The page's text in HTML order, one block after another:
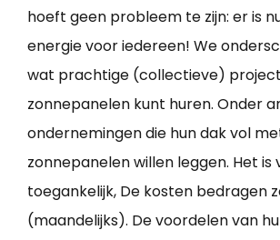
hoeft geen probleem te zijn: er is
energie voor iedereen! We
wat prachtige (collectieve)
zonnepanelen kunt huren. Onder
ondernemingen die hun dak vol
zonnepanelen willen leggen. Het is
toegankelijk, De kosten bedragen
(maandelijks). De voordelen van